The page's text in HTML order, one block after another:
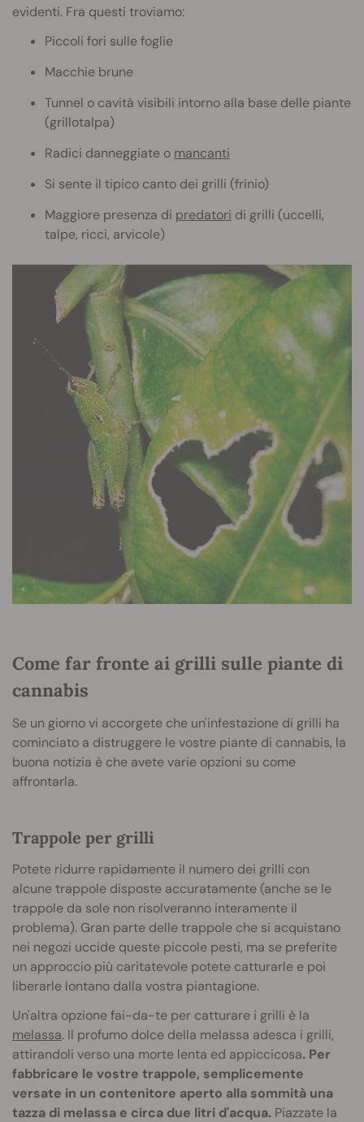
evidenti. Fra questi troviamo:
Piccoli fori sulle foglie
Macchie brune
Tunnel o cavità visibili intorno alla base delle piante
(grillotalpa)
Radici danneggiate o mancanti
Si sente il tipico canto dei grilli (frinio)
Maggiore presenza di predatori di grilli (uccelli,
talpe, ricci, arvicole)
Come far fronte ai grilli sulle piante di
cannabis
Se un giorno vi accorgete che un'infestazione di grilli ha
cominciato a distruggere le vostre piante di cannabis, la
buona notizia è che avete varie opzioni su come
affrontarla.
Trappole per grilli
Potete ridurre rapidamente il numero dei grilli con
alcune trappole disposte accuratamente (anche se le
trappole da sole non risolveranno interamente il
problema). Gran parte delle trappole che si acquistano
nei negozi uccide queste piccole pesti, ma se preferite
un approccio più caritatevole potete catturarle e poi
liberarle lontano dalla vostra piantagione.
Un'altra opzione fai-da-te per catturare i grilli è la
melassa. Il profumo dolce della melassa adesca i grilli,
attirandoli verso una morte lenta ed appiccicosa. Per
fabbricare le vostre trappole, semplicemente
versate in un contenitore aperto alla sommità una
tazza di melassa e circa due litri d'acqua. Piazzate la